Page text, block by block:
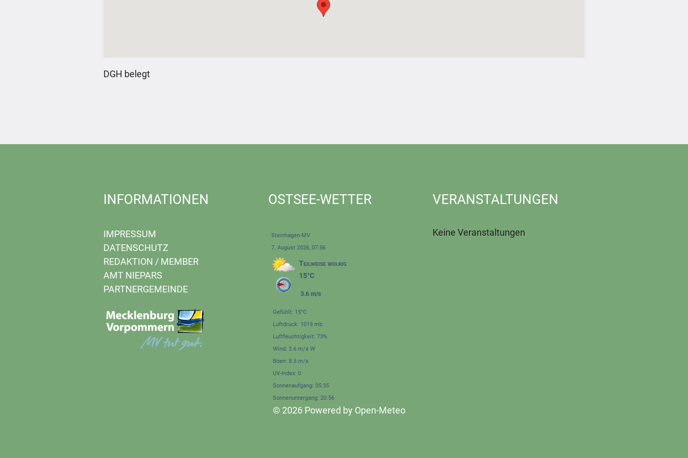
DGH belegt
INFORMATIONEN
IMPRESSUM
DATENSCHUTZ
REDAKTION / MEMBER
AMT NIEPARS
PARTNERGEMEINDE
OSTSEE-WETTER
Steinhagen-MV
7. August 2026, 07:56
Teilweise wolkig
15°C
3.6 m/s
Gefühlt: 15°C
Luftdruck: 1019 mb
Luftfeuchtigkeit: 73%
Wind: 3.6 m/s W
Böen: 8.5 m/s
UV-Index: 0
Sonnenaufgang: 05:35
Sonnenuntergang: 20:56
© 2026 Powered by Open-Meteo
VERANSTALTUNGEN
Keine Veranstaltungen